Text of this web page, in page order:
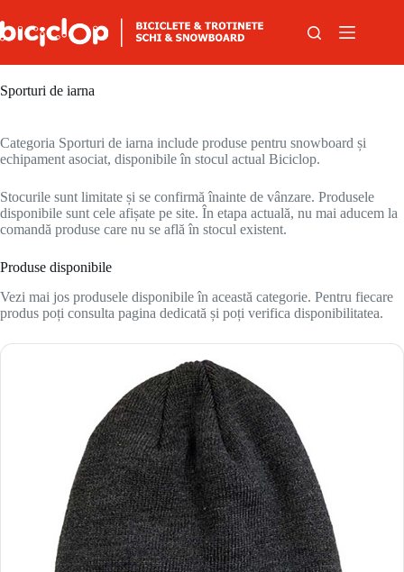
Sporturi de iarna
Categoria Sporturi de iarna include produse pentru snowboard și
echipament asociat, disponibile în stocul actual Biciclop.
Stocurile sunt limitate și se confirmă înainte de vânzare. Produsele
disponibile sunt cele afișate pe site. În etapa actuală, nu mai aducem la
comandă produse care nu se află în stocul existent.
Produse disponibile
Vezi mai jos produsele disponibile în această categorie. Pentru fiecare
produs poți consulta pagina dedicată și poți verifica disponibilitatea.